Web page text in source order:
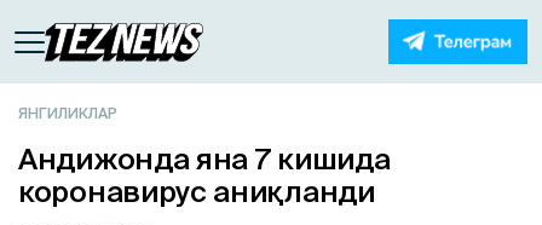
ЯНГИЛИКЛАР
Aндижонда яна 7 кишида
коронавирус аниқланди